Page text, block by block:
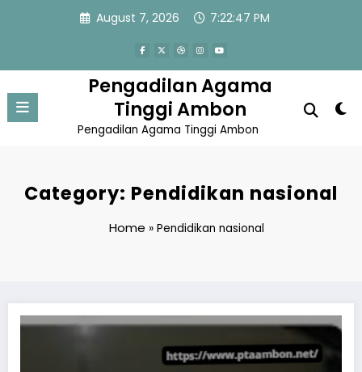
August 7, 2026 7:22:48 PM
Pengadilan Agama
Tinggi Ambon
Pengadilan Agama Tinggi Ambon
Category: Pendidikan nasional
Home » Pendidikan nasional
Mengasah Keterampilan Sejak SMK: Jalan Cepat Menuju Profesional